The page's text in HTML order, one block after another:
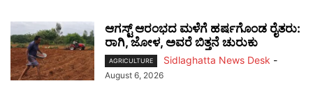
ಆಗಸ್ಟ್ ಆರಂಭದ ಮಳೆಗೆ ಹರ್ಷಗೊಂಡ ರೈತರು:
ರಾಗಿ, ಜೋಳ, ಅವರೆ ಬಿತ್ತನೆ ಚುರುಕು
AGRICULTURE Sidlaghatta News Desk -
August 6, 2026